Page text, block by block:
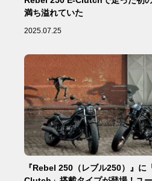
満ち溢れていた
2025.07.25
『Rebel 250（レブル250）』に